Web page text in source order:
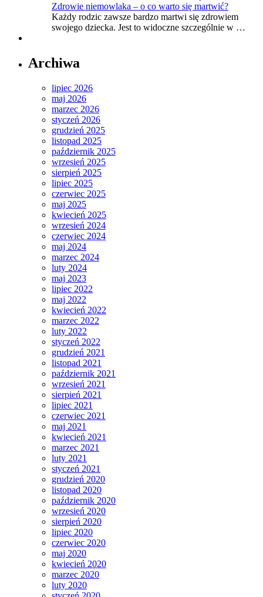
Zdrowie niemowlaka – o co warto się martwić?
Każdy rodzic zawsze bardzo martwi się zdrowiem
swojego dziecka. Jest to widoczne szczególnie w …
Archiwa
lipiec 2026
maj 2026
marzec 2026
styczeń 2026
grudzień 2025
listopad 2025
październik 2025
wrzesień 2025
sierpień 2025
lipiec 2025
czerwiec 2025
maj 2025
kwiecień 2025
wrzesień 2024
czerwiec 2024
maj 2024
marzec 2024
luty 2024
maj 2023
lipiec 2022
maj 2022
kwiecień 2022
marzec 2022
luty 2022
styczeń 2022
grudzień 2021
listopad 2021
październik 2021
wrzesień 2021
sierpień 2021
lipiec 2021
czerwiec 2021
maj 2021
kwiecień 2021
marzec 2021
luty 2021
styczeń 2021
grudzień 2020
listopad 2020
październik 2020
wrzesień 2020
sierpień 2020
lipiec 2020
czerwiec 2020
maj 2020
kwiecień 2020
marzec 2020
luty 2020